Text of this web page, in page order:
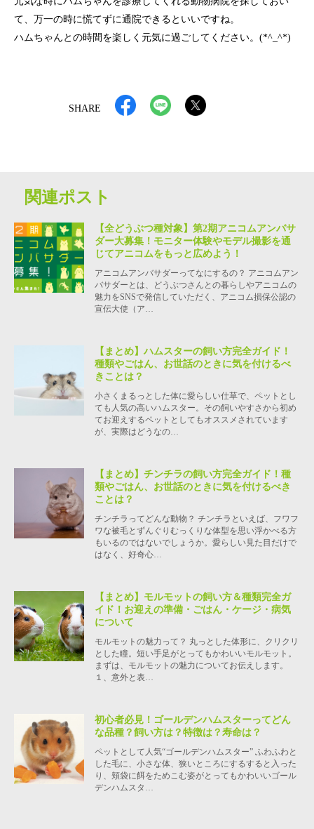
て、万一の時に慌てずに通院できるといいですね。
ハムちゃんとの時間を楽しく元気に過ごしてください。(*^_^*)
SHARE
関連ポスト
【全どうぶつ種対象】第2期アニコムアンバサ
ダー大募集！モニター体験やモデル撮影を通
じてアニコムをもっと広めよう！
アニコムアンバサダーってなにするの？ アニコムアン
バサダーとは、どうぶつさんとの暮らしやアニコムの
魅力をSNSで発信していただく、アニコム損保公認の
宣伝大使（ア…
【まとめ】ハムスターの飼い方完全ガイド！
種類やごはん、お世話のときに気を付けるべ
きことは？
小さくまるっとした体に愛らしい仕草で、ペットとし
ても人気の高いハムスター。その飼いやすさから初め
てお迎えするペットとしてもオススメされています
が、実際はどうなの…
【まとめ】チンチラの飼い方完全ガイド！種
類やごはん、お世話のときに気を付けるべき
ことは？
チンチラってどんな動物？ チンチラといえば、フワフ
ワな被毛とずんぐりむっくりな体型を思い浮かべる方
もいるのではないでしょうか。愛らしい見た目だけで
はなく、好奇心…
【まとめ】モルモットの飼い方＆種類完全ガ
イド！お迎えの準備・ごはん・ケージ・病気
について
モルモットの魅力って？ 丸っとした体形に、クリクリ
とした瞳。短い手足がとってもかわいいモルモット。
まずは、モルモットの魅力についてお伝えします。
１、意外と表…
初心者必見！ゴールデンハムスターってどん
な品種？飼い方は？特徴は？寿命は？
ペットとして人気“ゴールデンハムスター” ふわふわと
した毛に、小さな体、狭いところにするすると入った
り、頬袋に餌をためこむ姿がとってもかわいいゴール
デンハムスタ…